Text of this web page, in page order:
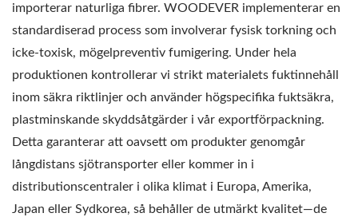
importerar naturliga fibrer. WOODEVER implementerar en
standardiserad process som involverar fysisk torkning och
icke-toxisk, mögelpreventiv fumigering. Under hela
produktionen kontrollerar vi strikt materialets fuktinnehåll
inom säkra riktlinjer och använder högspecifika fuktsäkra,
plastminskande skyddsåtgärder i vår exportförpackning.
Detta garanterar att oavsett om produkter genomgår
långdistans sjötransporter eller kommer in i
distributionscentraler i olika klimat i Europa, Amerika,
Japan eller Sydkorea, så behåller de utmärkt kvalitet—de